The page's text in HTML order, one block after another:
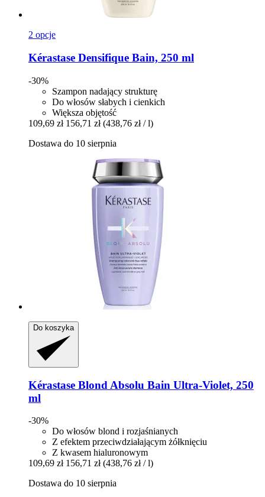
2 opcje
Kérastase Densifique Bain, 250 ml
-30%
Szampon nadający strukturę
Do włosów słabych i cienkich
Większa objętość
109,69 zł 156,71 zł (438,76 zł / l)
Dostawa do 10 sierpnia
Do koszyka
Kérastase Blond Absolu Bain Ultra-​Violet, 250
ml
-30%
Do włosów blond i rozjaśnianych
Z efektem przeciwdziałającym żółknięciu
Z kwasem hialuronowym
109,69 zł 156,71 zł (438,76 zł / l)
Dostawa do 10 sierpnia